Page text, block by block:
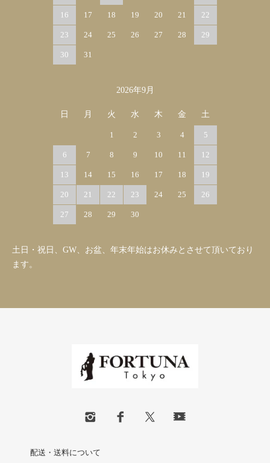
16 17 18 19 20 21 22
23 24 25 26 27 28 29
30 31
2026年9月
日 月 火 水 木 金 土
1 2 3 4 5
6 7 8 9 10 11 12
13 14 15 16 17 18 19
20 21 22 23 24 25 26
27 28 29 30
土日・祝日、GW、お盆、年末年始はお休みとさせて頂いており
ます。
配送・送料について